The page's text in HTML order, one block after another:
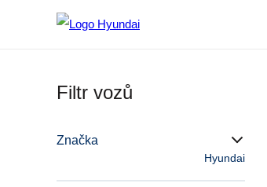
Filtr vozů
Značka
Hyundai